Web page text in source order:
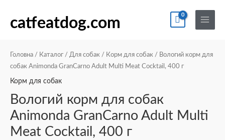
catfeatdog.com
Main
Menu
Головна / Каталог / Для собак / Корм для собак / Вологий корм для
собак Animonda GranCarno Adult Multi Meat Cocktail, 400 г
Корм для собак
Вологий корм для собак
Animonda GranCarno Adult Multi
Meat Cocktail, 400 г
Вологий
корм
собак
Animonda
GranCarno
Multi
Meat
Cocktail,